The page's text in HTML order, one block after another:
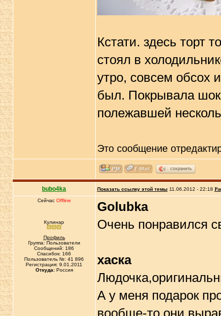
Кстати. здесь торт
стоял в
утро, совсем обсох
был. Покрывала
полежавшей
Это сообщение
сохранить
bubo4ka Показать ссылку этой темы 11.06.2012 - 22:18
Сейчас Offline
Кулинар
Профиль
Группа: Пользователи
Сообщений: 186
Спасибок: 166
Пользователь №: 41 896
Регистрация: 9.01.2011
Откуда:Россия
Golubka
Очень понравился
хаска
А у меня подарок
вообще-то они